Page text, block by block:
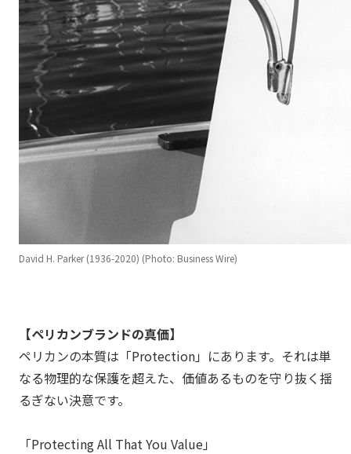
David H. Parker (1936-2020) (Photo: Business Wire)
【ペリカンブランドの真価】
ペリカンの本質は「Protection」にあります。それは単
なる物理的な保護を超えた、価値あるものを守り抜く揺
るぎない決意です。
「Protecting All That You Value」